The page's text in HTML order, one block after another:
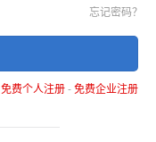
忘记密码？
免费个人注册-免费企业注册